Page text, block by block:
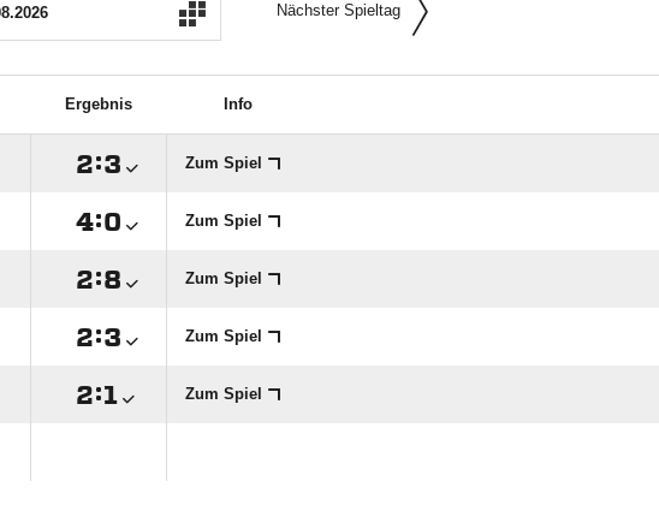
Nächster Spieltag
Ergebnis Info
: Zum Spiel
: Zum Spiel
: Zum Spiel
: Zum Spiel
: Zum Spiel